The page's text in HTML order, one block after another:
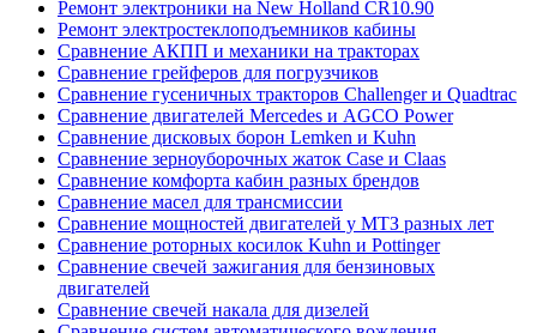
Ремонт электроники на New Holland CR10.90
Ремонт электростеклоподъемников кабины
Сравнение АКПП и механики на тракторах
Сравнение грейферов для погрузчиков
Сравнение гусеничных тракторов Challenger и Quadtrac
Сравнение двигателей Mercedes и AGCO Power
Сравнение дисковых борон Lemken и Kuhn
Сравнение зерноуборочных жаток Case и Claas
Сравнение комфорта кабин разных брендов
Сравнение масел для трансмиссии
Сравнение мощностей двигателей у МТЗ разных лет
Сравнение роторных косилок Kuhn и Pottinger
Сравнение свечей зажигания для бензиновых
двигателей
Сравнение свечей накала для дизелей